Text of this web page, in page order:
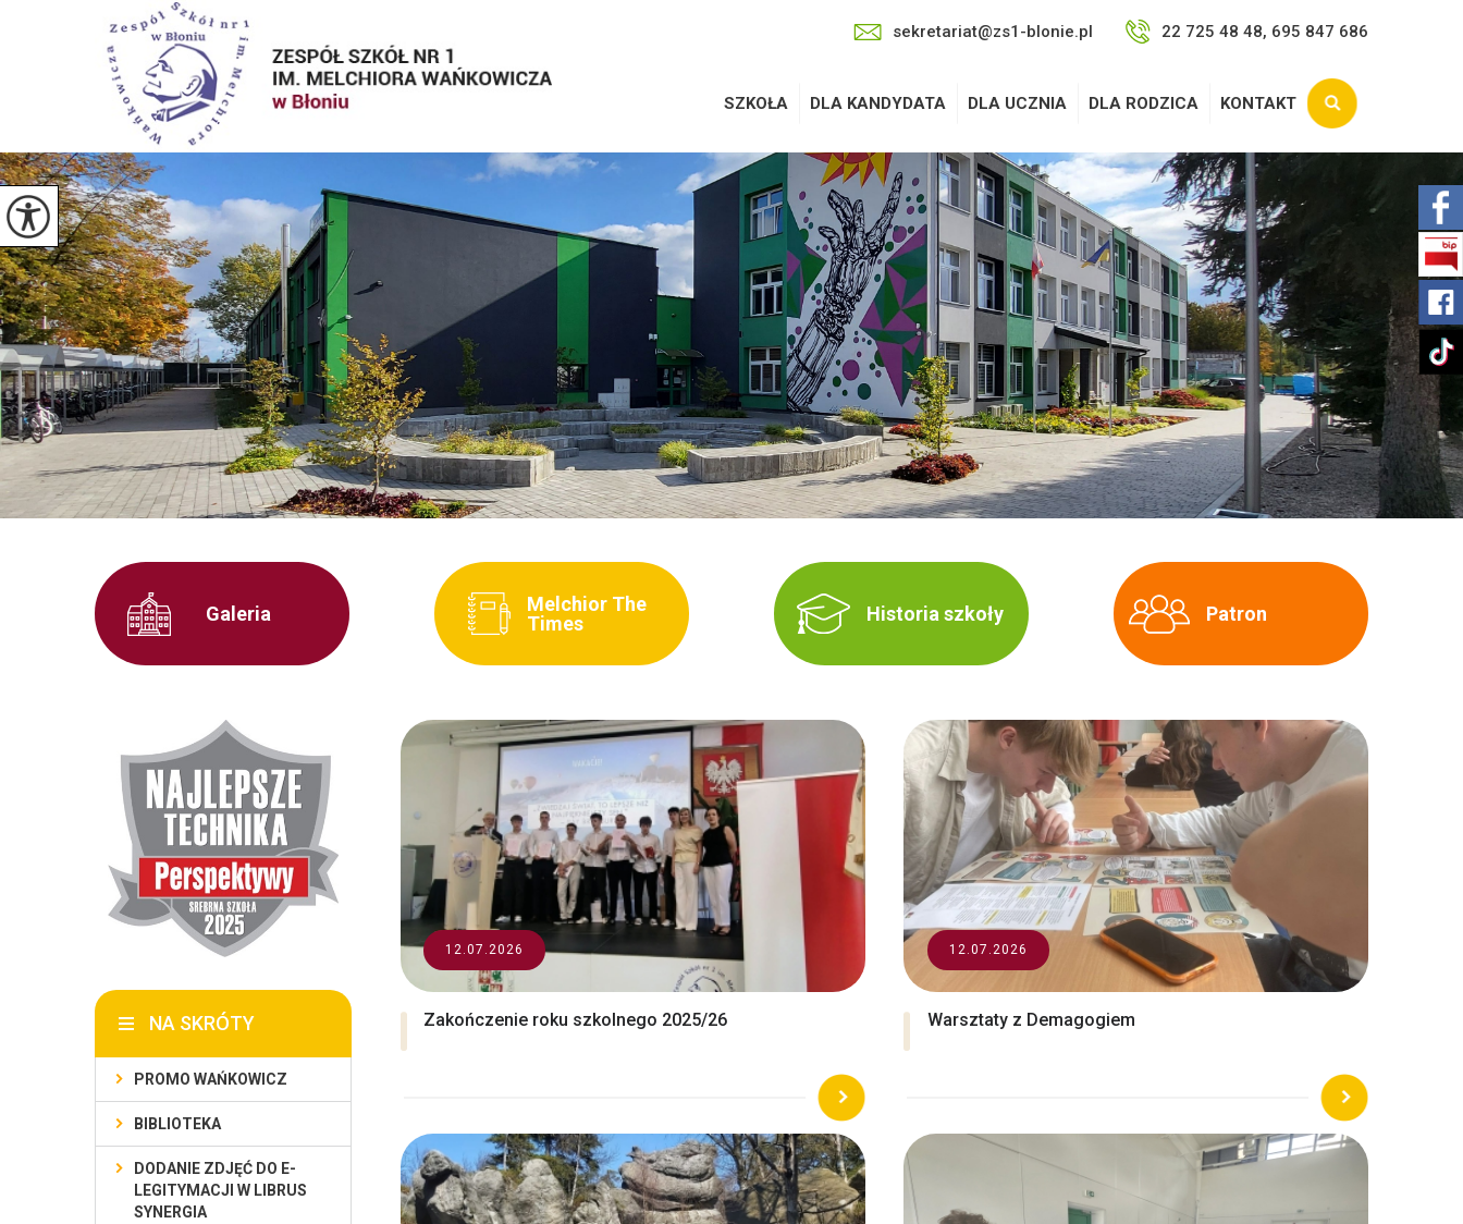
sekretariat@zs1-blonie.pl 22 725 48 48, 695 847 686
SZKOŁA DLA KANDYDATA DLA UCZNIA DLA RODZICA KONTAKT
Galeria
Melchior The
Times
Historia szkoły Patron
12.07.2026
Zakończenie roku szkolnego 2025/26
12.07.2026
Warsztaty z Demagogiem
NA SKRÓTY
PROMO WAŃKOWICZ
BIBLIOTEKA
DODANIE ZDJĘĆ DO E-
LEGITYMACJI W LIBRUS
SYNERGIA